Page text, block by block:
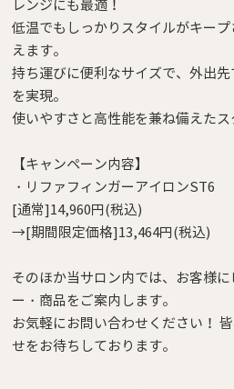
レンジにも最適！
低温でもしっかりスタイルがキー
えます。
持ち運びに便利なサイズで、外出
を実現。
使いやすさと高性能を兼ね備えたス
【キャンペーン内容】
・リファフィンガーアイロンST6
[通常]14,960円(税込)
→[期間限定価格]13,464円(税込)
そのほか当サロン内では、お客様
ー・商品をご案内します。
お気軽にお問い合わせください！
せをお待ちしております。